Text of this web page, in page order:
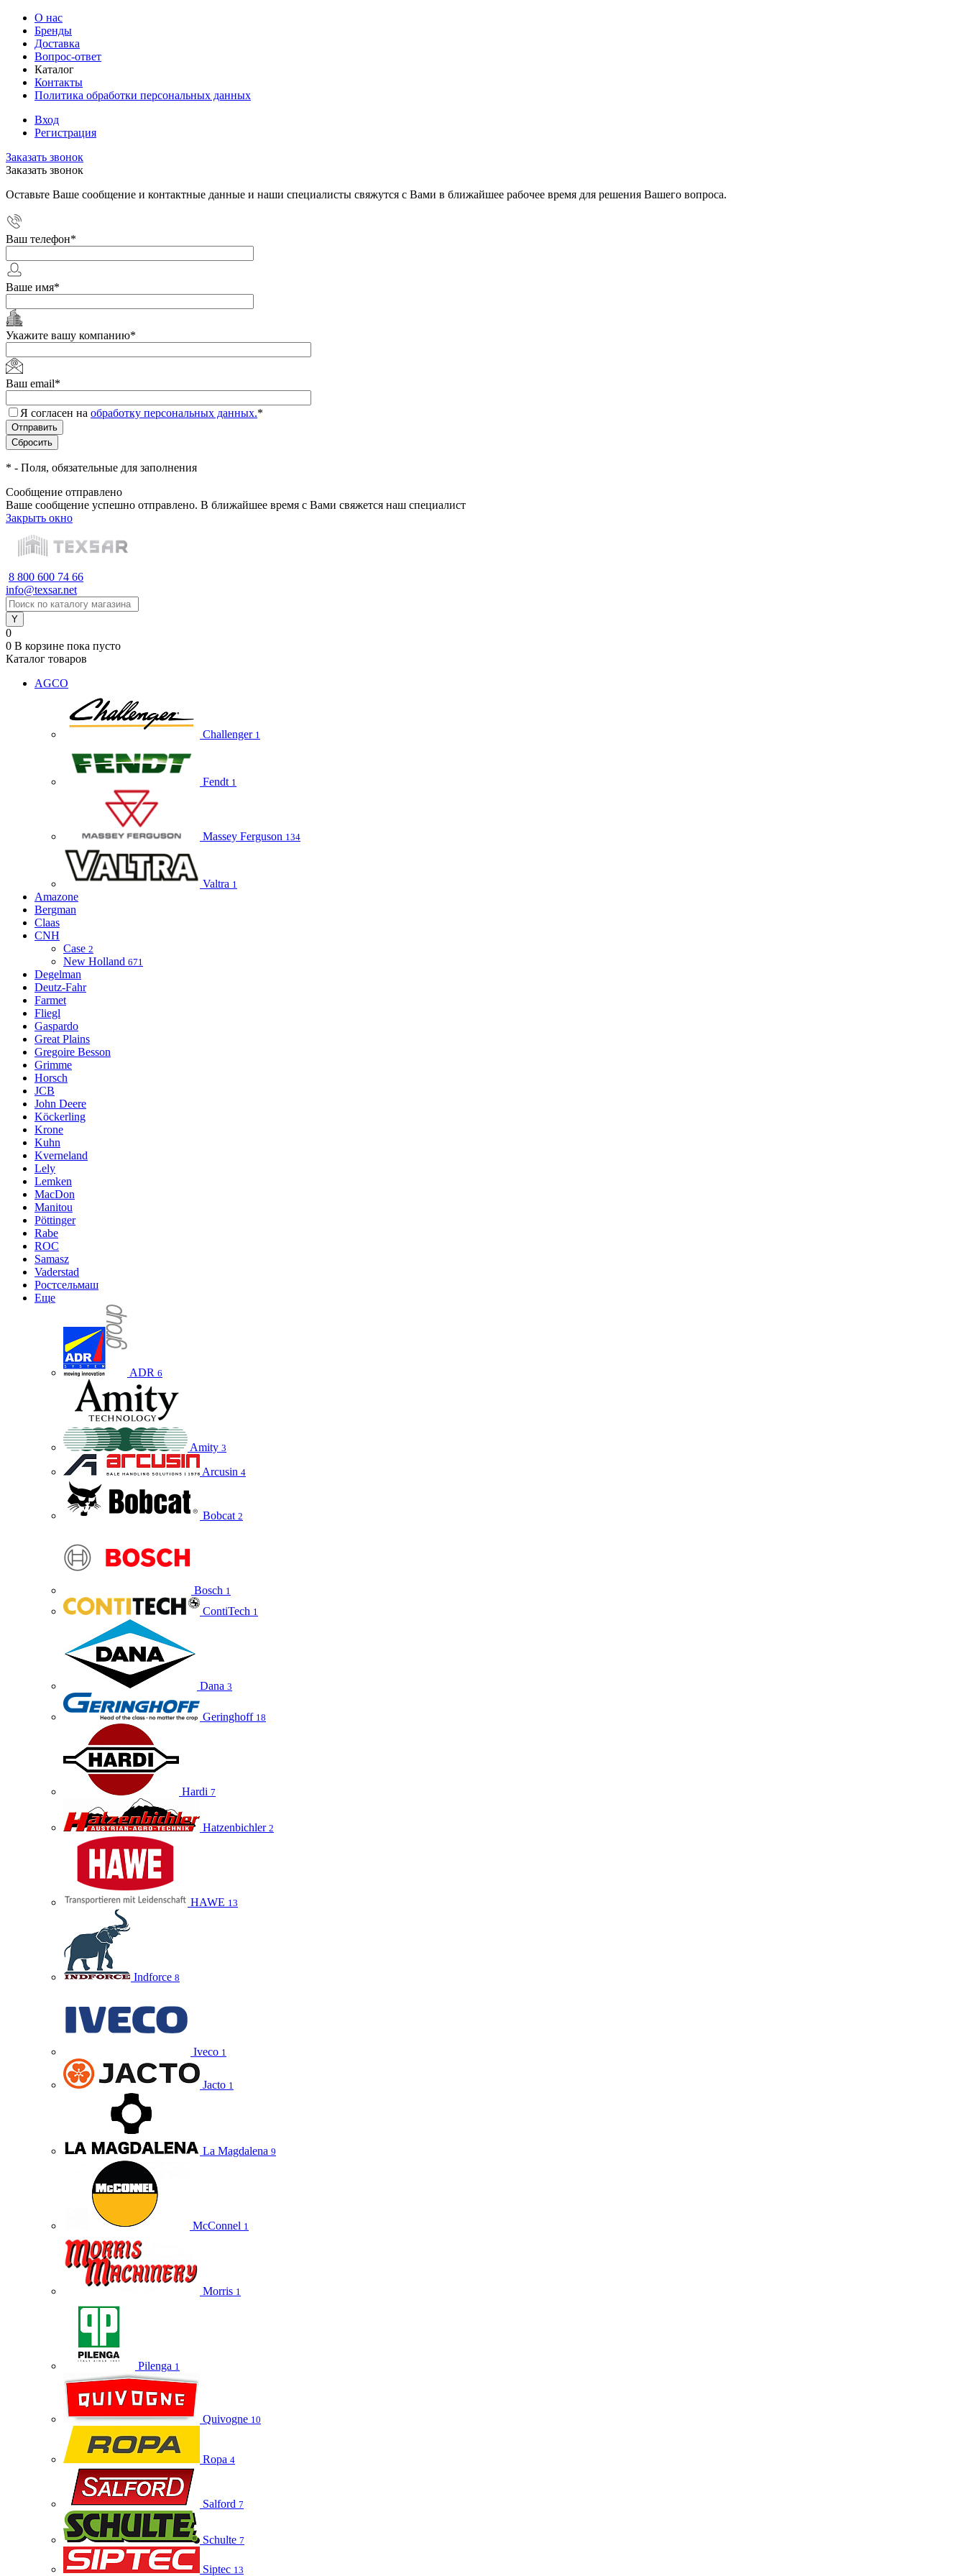
О нас
Бренды
Доставка
Вопрос-ответ
Каталог
Контакты
Политика обработки персональных данных
Вход
Регистрация
Заказать звонок
Заказать звонок
Оставьте Ваше сообщение и контактные данные и наши специалисты свяжутся с Вами в ближайшее рабочее время для решения Вашего вопроса.
Ваш телефон*
Ваше имя*
Укажите вашу компанию*
Ваш email*
Я согласен на обработку персональных данных.*
* - Поля, обязательные для заполнения
Сообщение отправлено
Ваше сообщение успешно отправлено. В ближайшее время с Вами свяжется наш специалист
Закрыть окно
8 800 600 74 66
info@texsar.net
0
0 В корзине пока пусто
Каталог товаров
AGCO
Challenger 1
Fendt 1
Massey Ferguson 134
Valtra 1
Amazone
Bergman
Claas
CNH
Case 2
New Holland 671
Degelman
Deutz-Fahr
Farmet
Fliegl
Gaspardo
Great Plains
Gregoire Besson
Grimme
Horsch
JCB
John Deere
Köckerling
Krone
Kuhn
Kverneland
Lely
Lemken
MacDon
Manitou
Pöttinger
Rabe
ROC
Samasz
Vaderstad
Ростсельмаш
Еще
ADR 6
Amity 3
Arcusin 4
Bobcat 2
Bosch 1
ContiTech 1
Dana 3
Geringhoff 18
Hardi 7
Hatzenbichler 2
HAWE 13
Indforce 8
Iveco 1
Jacto 1
La Magdalena 9
McConnel 1
Morris 1
Pilenga 1
Quivogne 10
Ropa 4
Salford 7
Schulte 7
Siptec 13